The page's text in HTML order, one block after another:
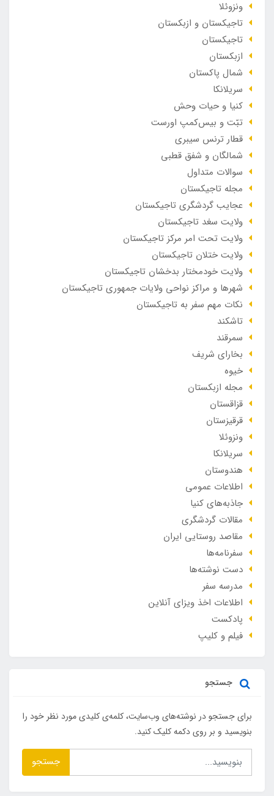
ونزوئلا
تاجیکستان و ازبکستان
تاجیکستان
ازبکستان
شمال پاکستان
سریلانکا
کنیا و حیات وحش
تبّت و بیس‌کمپ اورست
قطار ترنس سیبری
شمالگان و شفق قطبی
سوالات متداول
مجله تاجیکستان
عجایب گردشگری تاجیکستان
ولایت سغد تاجیکستان
ولایت تحت امر مرکز تاجیکستان
ولایت ختلان تاجیکستان
ولایت خودمختار بدخشان تاجیکستان
شهرها و مراکز نواحی ولایات جمهوری تاجیکستان
نکات مهم سفر به تاجیکستان
تاشکند
سمرقند
بخارای شریف
خیوه
مجله ازبکستان
قزاقستان
قرقیزستان
ونزوئلا
سریلانکا
هندوستان
اطلاعات عمومی
جاذبه‌های کنیا
مقالات گردشگری
مقاصد روستایی ایران
سفرنامه‌ها
دست نوشته‌ها
مدرسه سفر
اطلاعات اخذ ویزای آنلاین
پادکست
فیلم و کلیپ
جستجو
برای جستجو در نوشته‌های وب‌سایت، کلمه‌ی کلیدی مورد نظر خود را
بنویسید و بر روی دکمه کلیک کنید.
جستجو